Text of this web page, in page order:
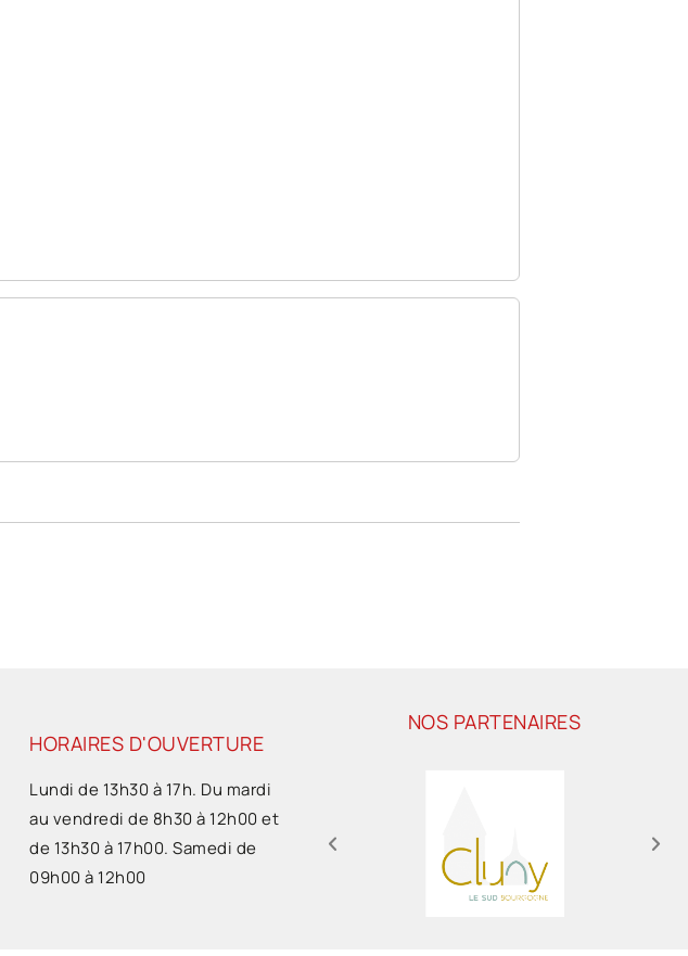
HORAIRES D'OUVERTURE
Lundi de 13h30 à 17h. Du mardi
au vendredi de 8h30 à 12h00 et
de 13h30 à 17h00. Samedi de
09h00 à 12h00
NOS PARTENAIRES